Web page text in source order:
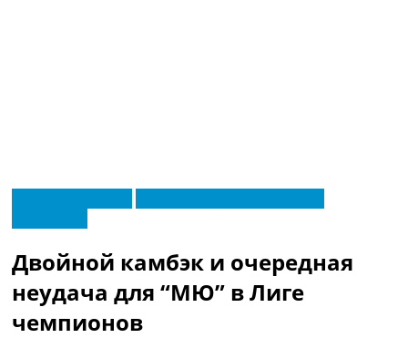
МенюГлавная
Видео
Трансферы
Новости футбола Украины
Последние комментарии
Двойной камбэк и очередная
неудача для “МЮ” в Лиге
чемпионов